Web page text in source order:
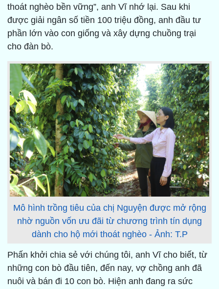
thoát nghèo bền vững”, anh Vĩ nhớ lại. Sau khi
được giải ngân số tiền 100 triệu đồng, anh đầu tư
phần lớn vào con giống và xây dựng chuồng trại
cho đàn bò.
Mô hình trồng tiêu của chị Nguyện được mở rộng
nhờ nguồn vốn ưu đãi từ chương trình tín dụng
dành cho hộ mới thoát nghèo - Ảnh: T.P
Phấn khởi chia sẻ với chúng tôi, anh Vĩ cho biết, từ
những con bò đầu tiên, đến nay, vợ chồng anh đã
nuôi và bán đi 10 con bò. Hiện anh đang ra sức